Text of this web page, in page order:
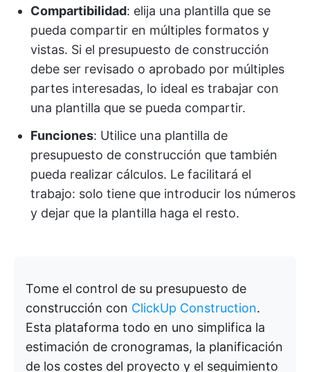
Compartibilidad: elija una plantilla que se
pueda compartir en múltiples formatos y
vistas. Si el presupuesto de construcción
debe ser revisado o aprobado por múltiples
partes interesadas, lo ideal es trabajar con
una plantilla que se pueda compartir.
Funciones: Utilice una plantilla de
presupuesto de construcción que también
pueda realizar cálculos. Le facilitará el
trabajo: solo tiene que introducir los números
y dejar que la plantilla haga el resto.
Tome el control de su presupuesto de
construcción con ClickUp Construction.
Esta plataforma todo en uno simplifica la
estimación de cronogramas, la planificación
de los costes del proyecto y el seguimiento